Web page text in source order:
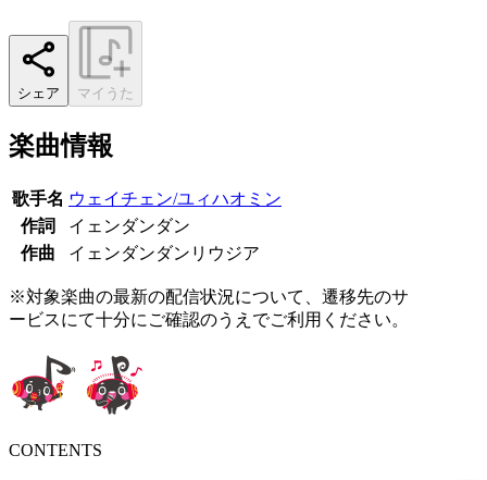
シェア マイうた
楽曲情報
歌手名 ウェイチェン/ユィハオミン
作詞
イェンダンダン
作曲
イェンダンダンリウジア
※対象楽曲の最新の配信状況について、遷移先のサ
ービスにて十分にご確認のうえでご利用ください。
CONTENTS